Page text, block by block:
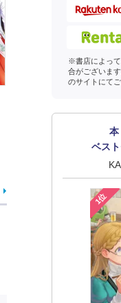
※書店によっ
合がございま
のサイトにて
本
ベス
1位